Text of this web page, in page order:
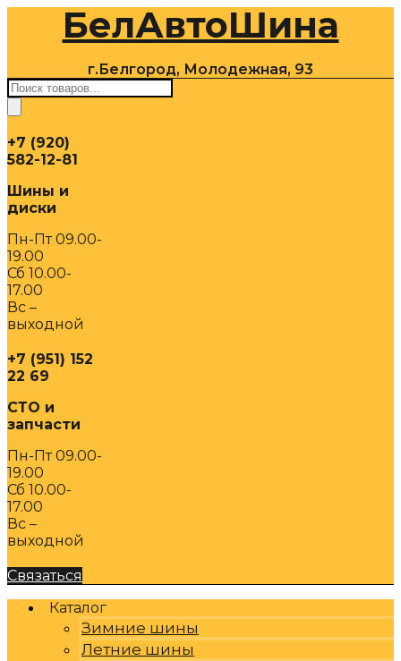
содержимомуБелАвтоШина
г.Белгород, Молодежная, 93
Поиск
товаров
+7 (920)
582-12-81
Шины и
диски
Пн-Пт 09.00-
19.00
Сб 10.00-
17.00
Вс –
выходной
+7 (951) 152
22 69
СТО и
запчасти
Пн-Пт 09.00-
19.00
Сб 10.00-
17.00
Вс –
выходной
Связаться
Каталог
Зимние шины
Летние шины